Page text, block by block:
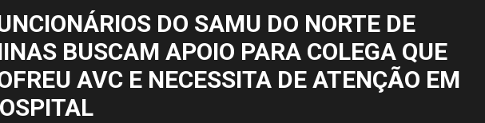
de planejamento e a empresa que ganhou a licitação iniciará os
nesta semana. A Lei Orçamentária Anual (LOA) da Prefeitura de Ja...
DO SAMU DO NORTE DE
BUSCAM APOIO PARA COLEGA QUE
AVC E NECESSITA DE ATENÇÃO EM